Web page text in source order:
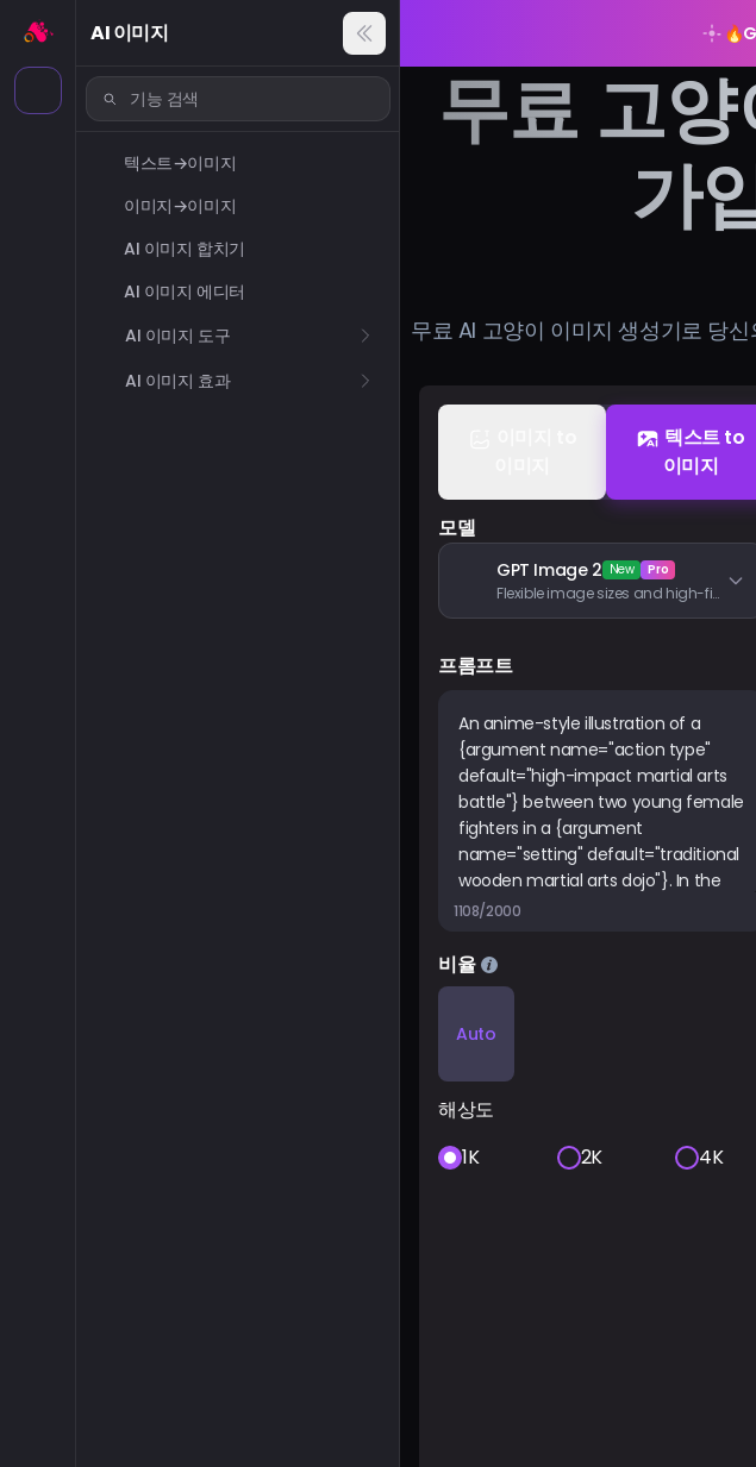
AI 이미지
텍스트→이미지
이미지→이미지
AI 이미지 합치기
AI 이미지 에디터
AI 이미지 도구
AI 이미지 효과
🔥
무료 고
가
무료 AI 고양이 이미지 생성기로 당
텍스트 to
이미지
모델
GPT Image 2 New Pro
Flexible image sizes and high-fidelity image inputs
프롬프트
1108/2000
비율
Auto
해상도
1K
2K 4K